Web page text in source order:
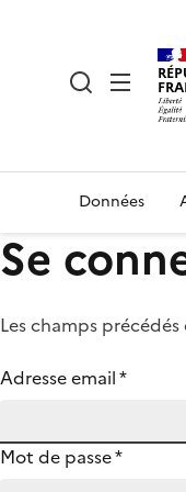
Données
Se
Les champs
Adresse email*
Mot de passe*